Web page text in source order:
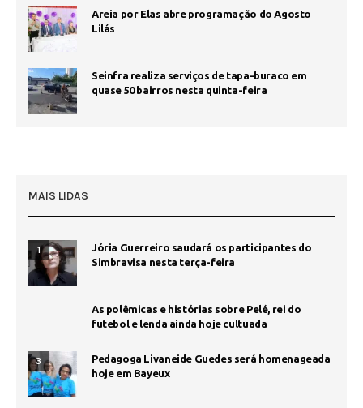
Areia por Elas abre programação do Agosto
Lilás
Seinfra realiza serviços de tapa-buraco em
quase 50 bairros nesta quinta-feira
MAIS LIDAS
1
Jória Guerreiro saudará os participantes do
Simbravisa nesta terça-feira
As polêmicas e histórias sobre Pelé, rei do
futebol e lenda ainda hoje cultuada
3
Pedagoga Livaneide Guedes será homenageada
hoje em Bayeux